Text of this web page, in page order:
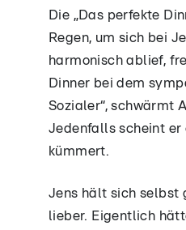
Die „Das perfekte
Regen, um sich bei
harmonisch ablief,
Dinner bei dem
Sozialer“, schwärmt
Jedenfalls scheint er
kümmert.
Jens hält sich selbst
lieber. Eigentlich